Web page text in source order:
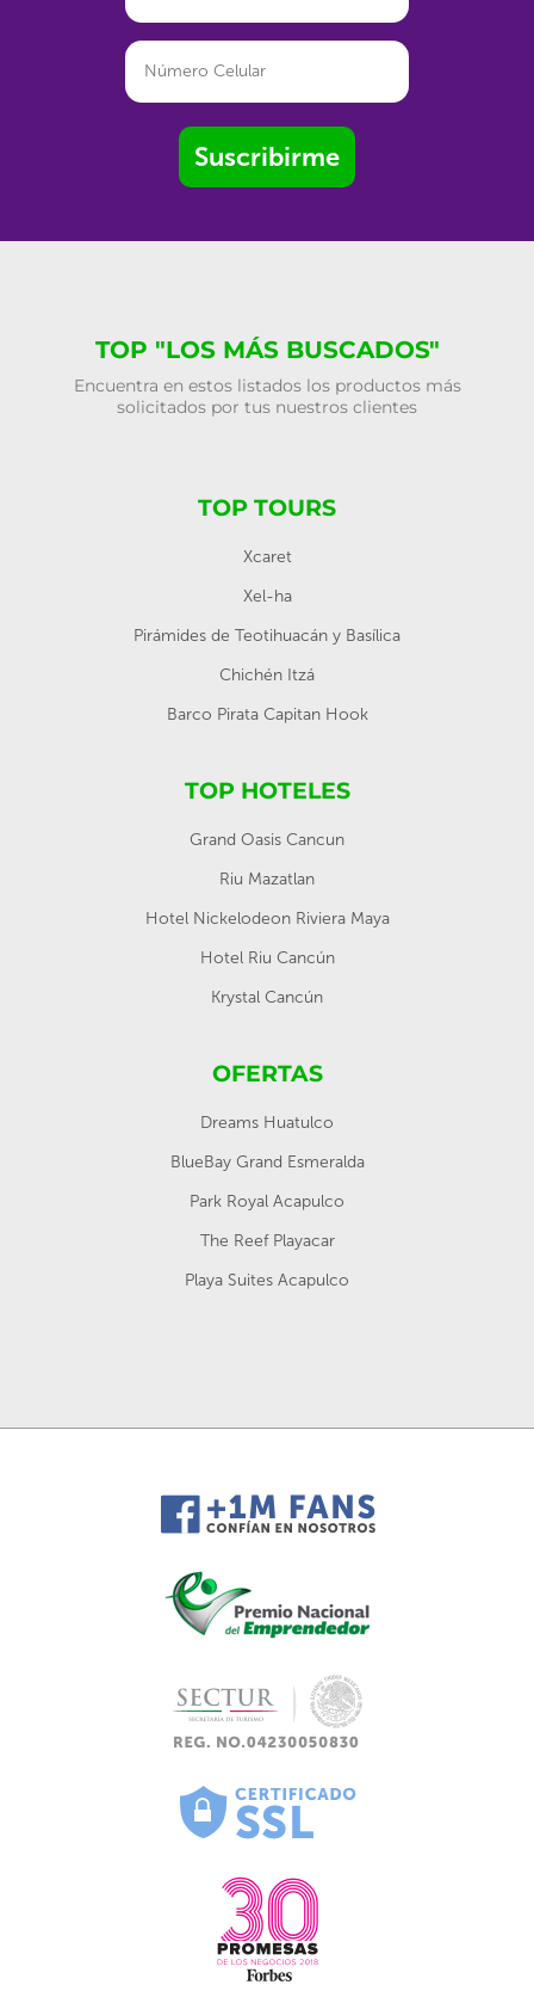
Suscribirme
TOP "LOS MÁS BUSCADOS"
Encuentra en estos listados los productos más
solicitados por tus nuestros clientes
TOP TOURS
Xcaret
Xel-ha
Pirámides de Teotihuacán y Basílica
Chichén Itzá
Barco Pirata Capitan Hook
TOP HOTELES
Grand Oasis Cancun
Riu Mazatlan
Hotel Nickelodeon Riviera Maya
Hotel Riu Cancún
Krystal Cancún
OFERTAS
Dreams Huatulco
BlueBay Grand Esmeralda
Park Royal Acapulco
The Reef Playacar
Playa Suites Acapulco